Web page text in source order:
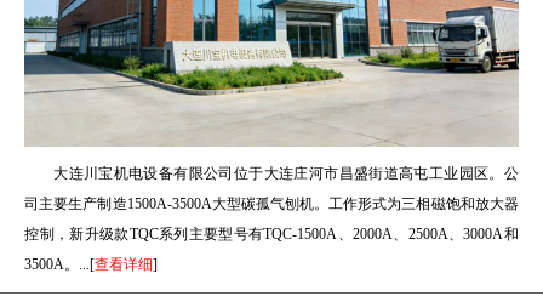
大连川宝机电设备有限公司位于大连庄河市昌盛街道高屯工业园区。公
司主要生产制造1500A-3500A大型碳孤气刨机。工作形式为三相磁饱和放大器
控制，新升级款TQC系列主要型号有TQC-1500A、2000A、2500A、3000A和
3500A。...[查看详细]